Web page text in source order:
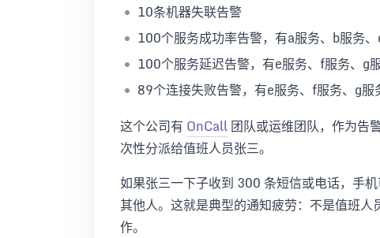
10条机器失联告警
100个服务成功率告警，有a服务、b服务
100个服务延迟告警，有e服务、f服务、g
89个连接失败告警，有e服务、f服务、g服
这个公司有 OnCall团队或运维团队，作为告
次性分派给值班人员张三。
如果张三一下子收到 300 条短信或电话，手
其他人。这就是典型的通知疲劳：不是值班
作。